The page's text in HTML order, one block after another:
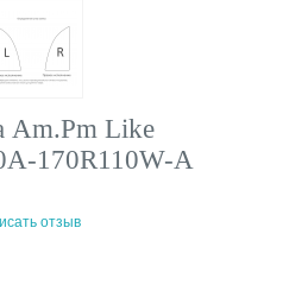
Am.Pm Like
170R110W-A
отзыв